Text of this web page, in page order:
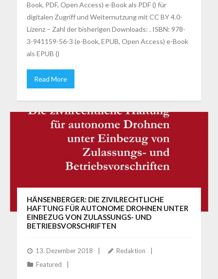
Book, PDF, Open Access) e-Book als PDF () für
digitalen Zugriff und Weiternutzung mit CC BY 4.0-
Lizenz – Zahl der bisherigen Downloads: . ISBN: 978-
3-941159-56-3 (e-Book, EPUB, Open Access) e-Book
als EPUB ()
Read More
HÄNSENBERGER: DIE ZIVILRECHTLICHE
HAFTUNG FÜR AUTONOME DROHNEN UNTER
EINBEZUG VON ZULASSUNGS- UND
BETRIEBSVORSCHRIFTEN
13. Dezember 2018
Redaktion
Featured